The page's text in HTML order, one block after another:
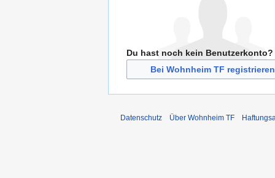
Du hast noch kein Benutzerkonto?
Bei Wohnheim TF registrieren
Datenschutz Über Wohnheim TF